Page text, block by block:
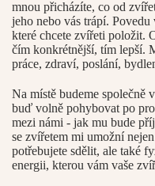
mnou přicházíte, co od
jeho nebo vás trápí.
které chcete zvířeti položit.
čím konkrétnější, tím lepší.
práce, zdraví, poslání,
Na místě budeme společně
buď volně pohybovat po
mezi námi - jak mu bude
se zvířetem mi umožní
potřebujete sdělit, ale také
energii, kterou vám vaše